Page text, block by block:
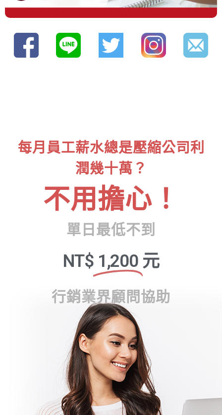
每月員工薪水總是壓縮公司利
潤幾十萬？
不用擔心！
單日最低不到
NT$ 1,200 元
行銷業界顧問協助